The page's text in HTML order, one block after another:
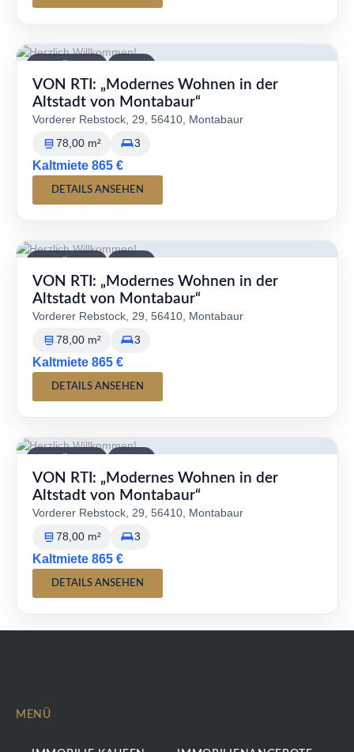
VON RTI: „Modernes Wohnen in der
Altstadt von Montabaur“
Vorderer Rebstock, 29, 56410, Montabaur
78,00 m² 3
Kaltmiete 865 €
DETAILS ANSEHEN
VON RTI: „Modernes Wohnen in der
Altstadt von Montabaur“
Vorderer Rebstock, 29, 56410, Montabaur
78,00 m² 3
Kaltmiete 865 €
DETAILS ANSEHEN
VON RTI: „Modernes Wohnen in der
Altstadt von Montabaur“
Vorderer Rebstock, 29, 56410, Montabaur
78,00 m² 3
Kaltmiete 865 €
DETAILS ANSEHEN
MENÜ